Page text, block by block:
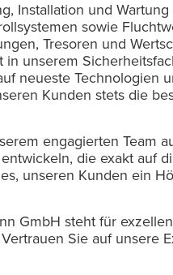
Installation und
sowie
Tresoren und
unserem
neueste Technologien
Kunden stets die
engagierten Team
die exakt auf
unseren Kunden ein
GmbH steht für
Sie auf unsere